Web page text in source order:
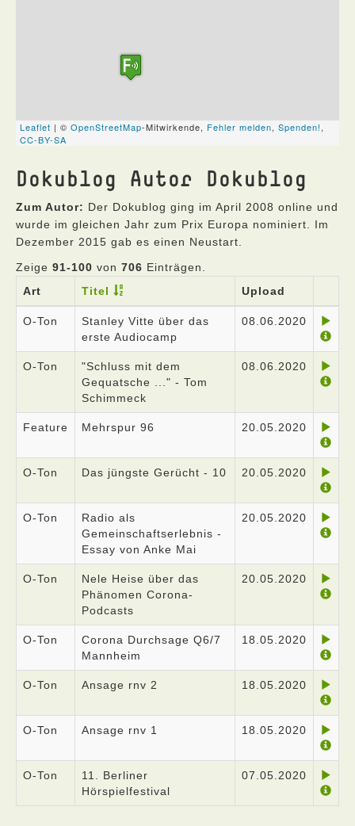
Dokublog Autor Dokublog
Zum Autor: Der Dokublog ging im April 2008 online und
wurde im gleichen Jahr zum Prix Europa nominiert. Im
Dezember 2015 gab es einen Neustart.
Zeige 91-100 von 706 Einträgen.
Art
Titel Upload
O-Ton
Stanley Vitte über das
erste Audiocamp
08.06.2020
O-Ton
"Schluss mit dem
Gequatsche ..." - Tom
Schimmeck
08.06.2020
Feature Mehrspur 96 20.05.2020
O-Ton Das jüngste Gerücht - 10 20.05.2020
O-Ton
Radio als
Gemeinschaftserlebnis -
Essay von Anke Mai
20.05.2020
O-Ton
Nele Heise über das
Phänomen Corona-
Podcasts
20.05.2020
O-Ton
Corona Durchsage Q6/7
Mannheim
18.05.2020
O-Ton Ansage rnv 2 18.05.2020
O-Ton Ansage rnv 1 18.05.2020
O-Ton
11. Berliner
Hörspielfestival
07.05.2020